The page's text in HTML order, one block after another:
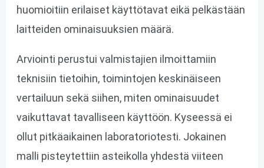
huomioitiin erilaiset käyttötavat eikä pelkästään
laitteiden ominaisuuksien määrä.
Arviointi perustui valmistajien ilmoittamiin
teknisiin tietoihin, toimintojen keskinäiseen
vertailuun sekä siihen, miten ominaisuudet
vaikuttavat tavalliseen käyttöön. Kyseessä ei
ollut pitkäaikainen laboratoriotesti. Jokainen
malli pisteytettiin asteikolla yhdestä viiteen